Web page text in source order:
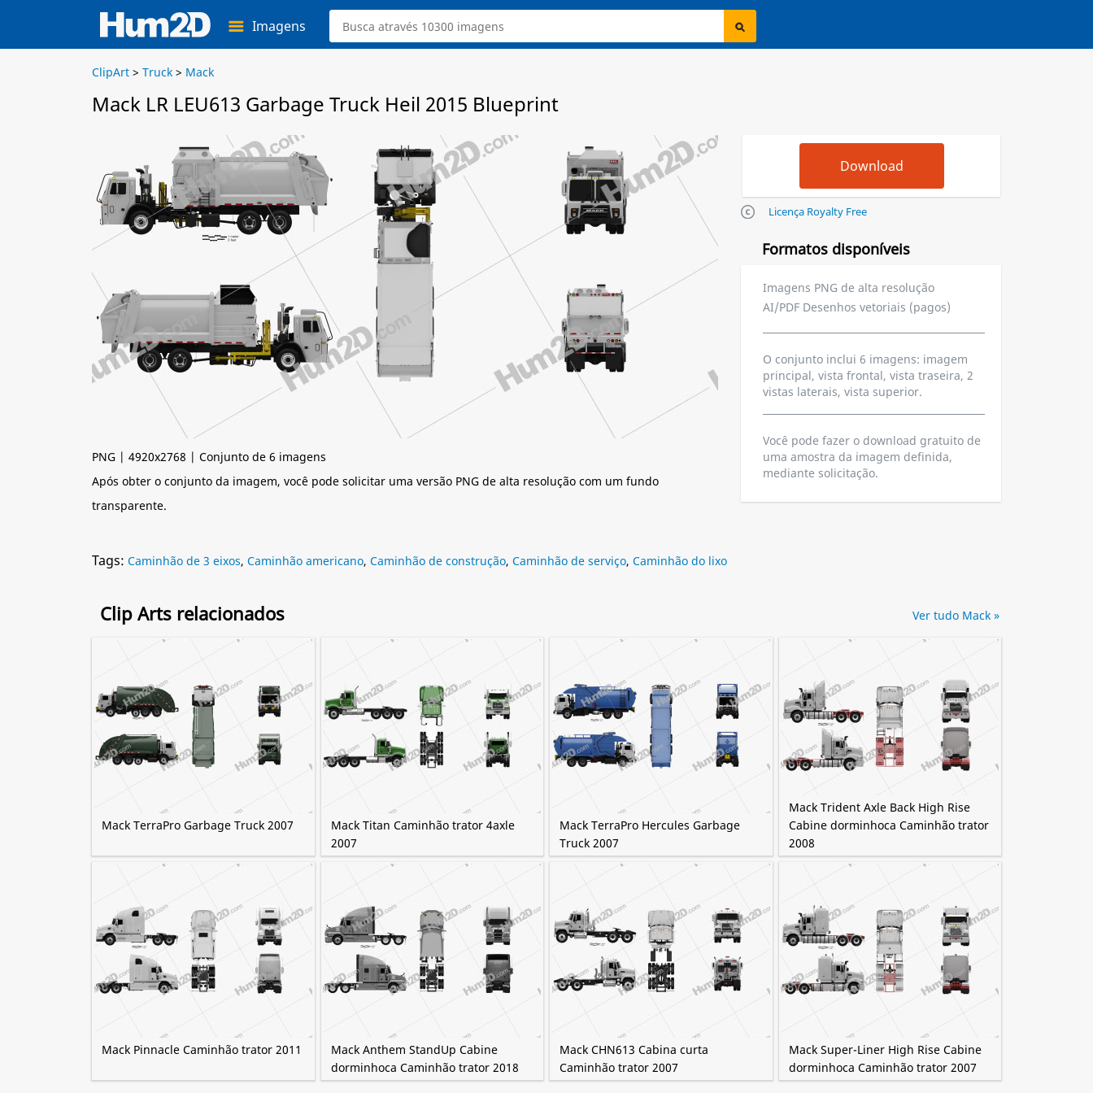
Imagens
ClipArt > Truck > Mack
Mack LR LEU613 Garbage Truck Heil 2015 Blueprint
PNG | 4920x2768 | Conjunto de 6 imagens
Após obter o conjunto da imagem, você pode solicitar uma versão PNG de alta resolução com um fundo
transparente.
Licença Royalty Free
Formatos disponíveis
Imagens PNG de alta resolução
AI/PDF Desenhos vetoriais (pagos)
O conjunto inclui 6 imagens: imagem
principal, vista frontal, vista traseira, 2
vistas laterais, vista superior.
Você pode fazer o download gratuito de
uma amostra da imagem definida,
mediante solicitação.
Tags: Caminhão de 3 eixos, Caminhão americano, Caminhão de construção, Caminhão de serviço, Caminhão do lixo
Clip Arts relacionados
Mack TerraPro Garbage Truck 2007
Mack Titan Caminhão trator 4axle
2007
Mack TerraPro Hercules Garbage
Truck 2007
Mack Trident Axle Back High Rise
Cabine dorminhoca Caminhão trator
2008
Mack Pinnacle Caminhão trator 2011
Mack Anthem StandUp Cabine
dorminhoca Caminhão trator 2018
Mack CHN613 Cabina curta
Caminhão trator 2007
Mack Super-Liner High Rise Cabine
dorminhoca Caminhão trator 2007
Ver tudo Mack »